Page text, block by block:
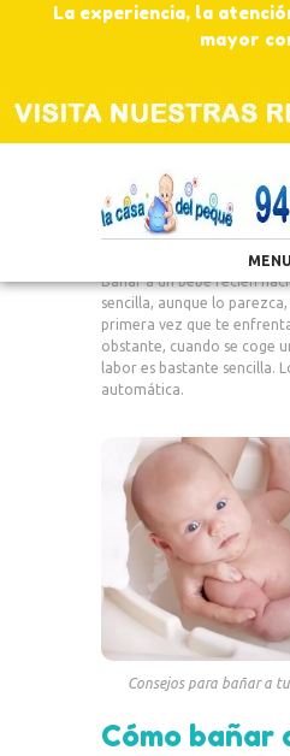
La experiencia, la
mayor
MENU
Bañar a un bebé recién
sencilla, aunque lo
primera vez que te
obstante, cuando se coge
labor es bastante sencilla.
automática.
Consejos para bañar a
Cómo bañar